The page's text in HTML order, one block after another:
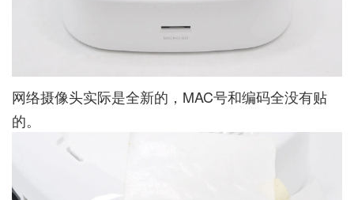
网络摄像头实际是全新的，MAC号和编码全没有贴
的。